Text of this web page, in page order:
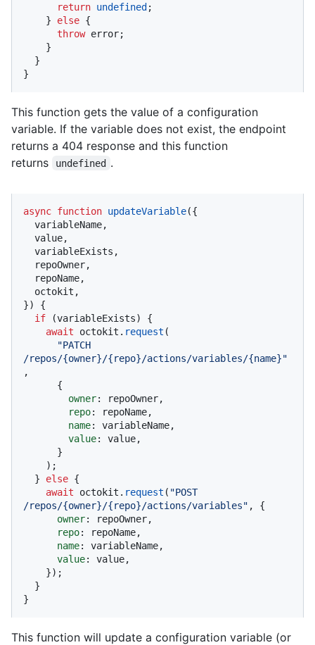
return undefined ;
    }
else {
throw error;
}
This function gets the value of a configuration
variable. If the variable does not exist, the endpoint
returns a 404 response and this function
returns
undefined .
async function updateVariable({
}) {
if (variableExists) {
await octokit. request (
"PATCH
/repos/{owner}/{repo}/actions/variables/{name}"
,
owner: repoOwner,
repo: repoName,
name: variableName,
value: value,
  }
else {
await octokit. request ( "POST
/repos/{owner}/{repo}/actions/variables" , {
owner: repoOwner,
repo: repoName,
name: variableName,
value: value,
}
This function will update a configuration variable (or